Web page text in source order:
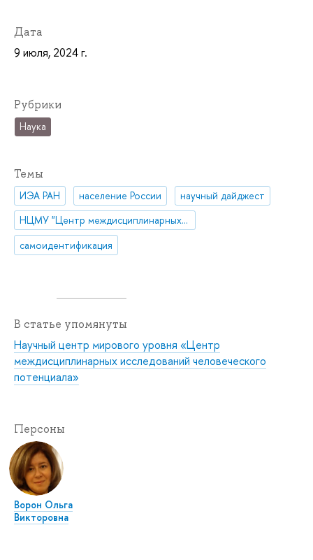
Дата
9 июля, 2024 г.
Рубрики
Наука
Темы
ИЭА РАН население России
научный дайджест
НЦМУ "Центр междисциплинарных исследований человеческого потенциала"
самоидентификация
В статье упомянуты
Научный центр мирового уровня «Центр
междисциплинарных исследований человеческого
потенциала»
Персоны
Ворон Ольга
Викторовна